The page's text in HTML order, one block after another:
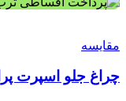
مقایسه
چراغ جلو اسپرت پراید صبا و